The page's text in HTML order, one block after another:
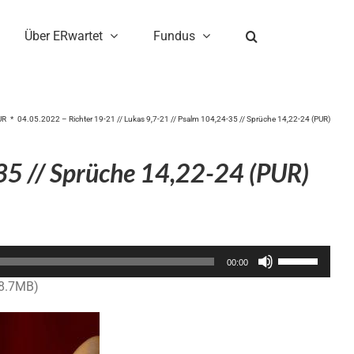
Über ERwartet Fundus
04.05.2022 – Richter 19-21 // Lukas 9,7-21 // Psalm 104,24-35 // Sprüche 14,22-24 (PUR)
// Sprüche 14,22-24 (PUR)
00:00